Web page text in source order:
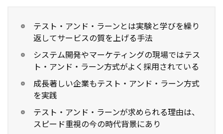
お問い合わせ
テスト・アンド・ラーンとは実験と学びを繰り
返してサービスの質を上げる手法
システム開発やマーケティングの現場ではテス
ト・アンド・ラーン方式がよく採用されている
成長著しい企業もテスト・アンド・ラーン方式
を実践
テスト・アンド・ラーンが求められる理由は、
スピード重視の今の時代背景にあり